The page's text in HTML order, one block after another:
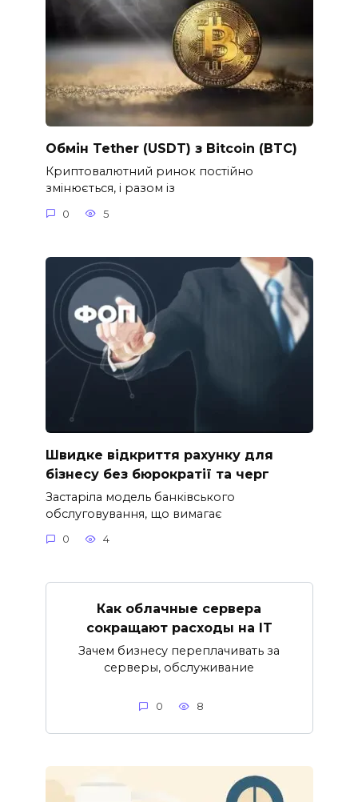
Обмін Tether (USDT) з Bitcoin (BTC)
Криптовалютний ринок постійно
змінюється, і разом із
0 5
Швидке відкриття рахунку для
бізнесу без бюрократії та черг
Застаріла модель банківського
обслуговування, що вимагає
0 4
Как облачные сервера
сокращают расходы на IT
Зачем бизнесу переплачивать за
серверы, обслуживание
0 8